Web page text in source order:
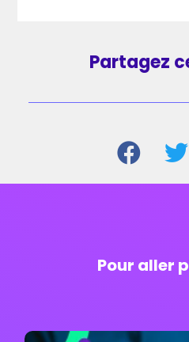
Partagez
Pour aller